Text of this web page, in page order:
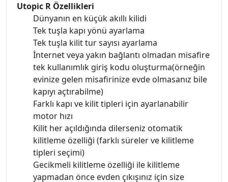
Utopic R Özellikleri
Dünyanın en küçük akıllı kilidi
Tek tuşla kapı yönü ayarlama
Tek tuşla kilit tur sayısı ayarlama
İnternet veya yakın bağlantı olmadan misafire
tek kullanımlık giriş kodu oluşturma(örneğin
evinize gelen misafirinize evde olmasanız bile
kapıyı açtırabilme)
Farklı kapı ve kilit tipleri için ayarlanabilir
motor hızı
Kilit her açıldığında dilerseniz otomatik
kilitleme özelliği (farklı süreler ve kilitleme
tipleri seçimi)
Gecikmeli kilitleme özelliği ile kilitleme
yapmadan önce evden çıkışınız için size